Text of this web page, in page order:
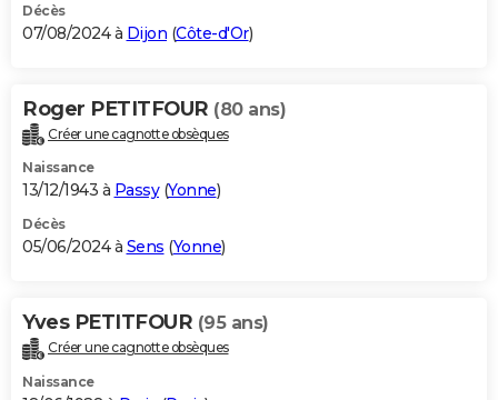
Décès
07/08/2024 à Dijon (Côte-d'Or)
Roger PETITFOUR (80 ans)
Créer une cagnotte obsèques
Naissance
13/12/1943 à Passy(Yonne)
Décès
05/06/2024 à Sens (Yonne)
Yves PETITFOUR (95 ans)
Créer une cagnotte obsèques
Naissance